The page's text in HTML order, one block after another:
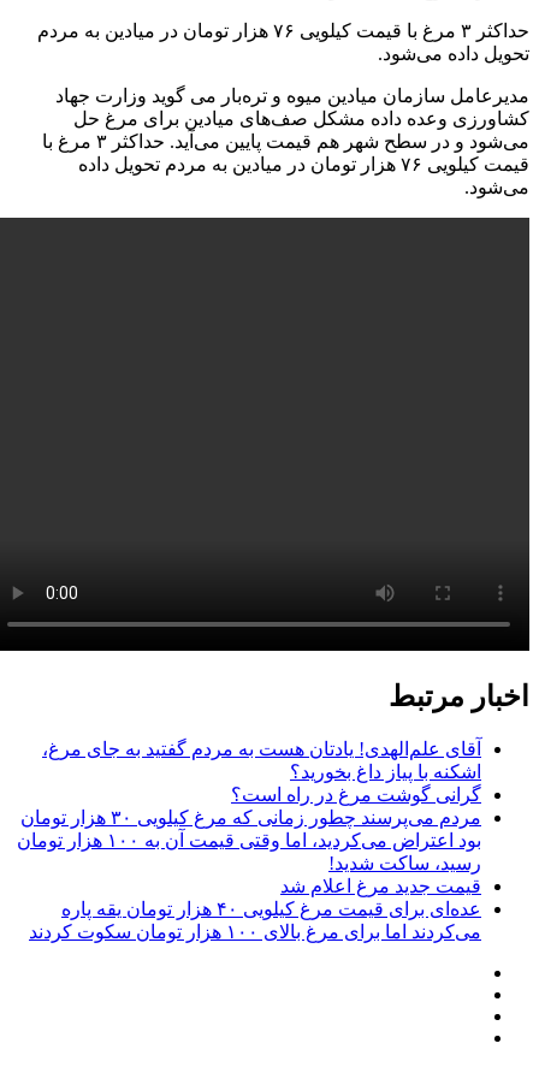
حداکثر ۳ مرغ با قیمت کیلویی ۷۶ هزار تومان در میادین به مردم
داده می‌شود.
سازمان میادین میوه و تره‌بار می گوید وزارت جهاد
وعده داده مشکل صف‌های میادین برای مرغ حل
می‌شود و در سطح شهر هم قیمت پایین می‌آید. حداکثر ۳ مرغ با
قیمت کیلویی ۷۶ هزار تومان در میادین به مردم تحویل داده
مرتبط
آقای علم‌الهدی! یادتان هست به مردم گفتید به جای مرغ،
اشکنه با پیاز داغ بخورید؟
گرانی گوشت مرغ در راه است؟
مردم می‌پرسند چطور زمانی که مرغ کیلویی ۳۰ هزار تومان
بود اعتراض می‌کردید، اما وقتی قیمت آن به ۱۰۰ هزار تومان
رسید، ساکت شدید!
قیمت جدید مرغ اعلام شد
عده‌ای برای قیمت مرغ کیلویی ۴۰ هزار تومان یقه پاره
می‌کردند اما برای مرغ بالای ۱۰۰ هزار تومان سکوت کردند